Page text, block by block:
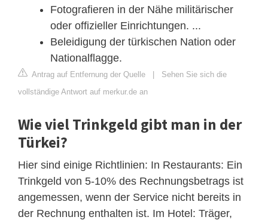
Fotografieren in der Nähe militärischer
oder offizieller Einrichtungen. ...
Beleidigung der türkischen Nation oder
Nationalflagge.
Antrag auf Entfernung der Quelle | Sehen Sie sich die
vollständige Antwort auf merkur.de an
Wie viel Trinkgeld gibt man in der
Türkei?
Hier sind einige Richtlinien: In Restaurants: Ein
Trinkgeld von 5-10% des Rechnungsbetrags ist
angemessen, wenn der Service nicht bereits in
der Rechnung enthalten ist. Im Hotel: Träger,